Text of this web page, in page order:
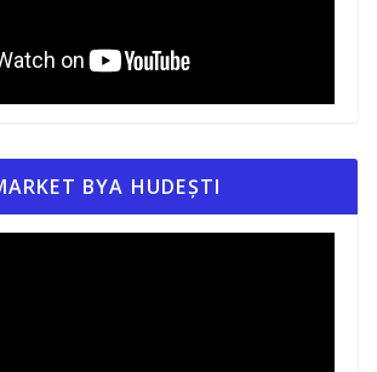
BYA HUDEȘTI